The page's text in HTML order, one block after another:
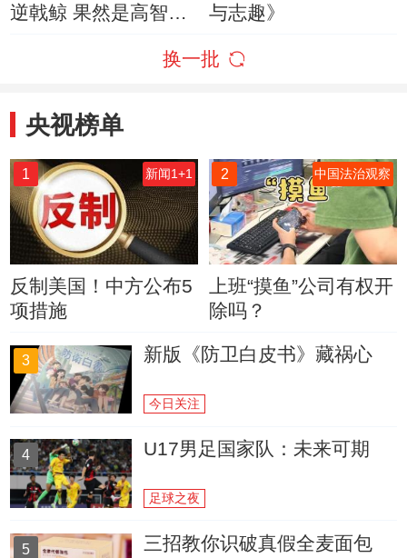
逆戟鲸 果然是高智商
与志趣》
换一批
央视榜单
1 新闻1+1
反制美国！中方公布5
项措施
2 中国法治观察
上班“摸鱼”公司有权开
除吗？
3 新版《防卫白皮书》藏祸心
今日关注
4 U17男足国家队：未来可期
足球之夜
5 三招教你识破真假全麦面包